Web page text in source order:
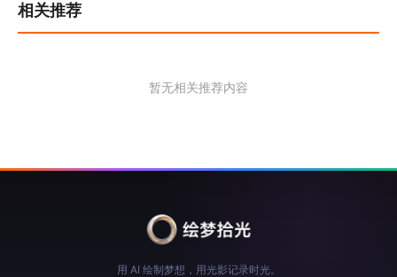
相关推荐
暂无相关推荐内容
用 AI 绘制梦想，用光影记录时光。